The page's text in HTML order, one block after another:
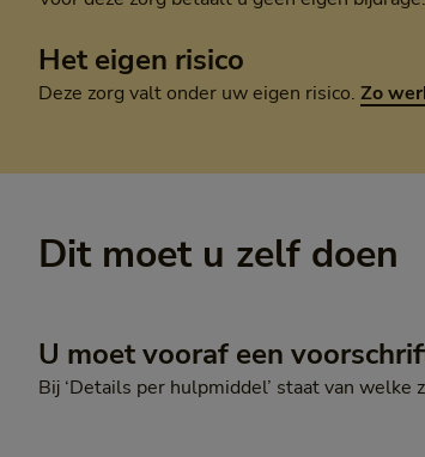
Het eigen risico
Deze zorg valt onder uw eigen risico. Zo
Dit moet u zelf doen
U moet vooraf een
Bij ‘Details per hulpmiddel’ staat van